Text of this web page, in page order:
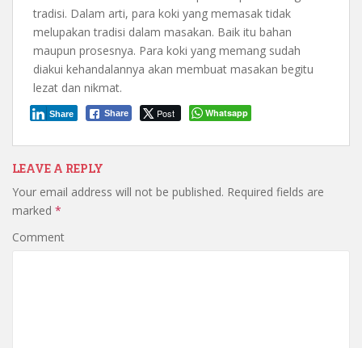
tradisi. Dalam arti, para koki yang memasak tidak
melupakan tradisi dalam masakan. Baik itu bahan
maupun prosesnya. Para koki yang memang sudah
diakui kehandalannya akan membuat masakan begitu
lezat dan nikmat.
Share Post
Share Whatsapp
LEAVE A REPLY
Your email address will not be published. Required fields are
marked *
Comment